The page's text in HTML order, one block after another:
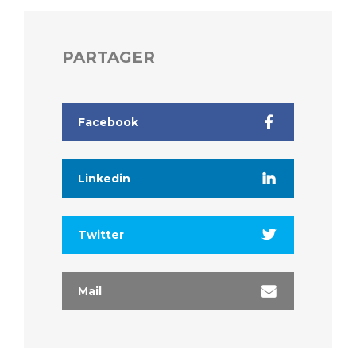
PARTAGER
Facebook
Linkedin
Twitter
Mail